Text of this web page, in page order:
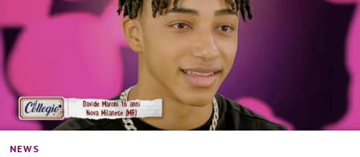
NEWS